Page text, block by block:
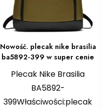
Nowość. plecak nike brasilia
ba5892-399 w super cenie
Plecak Nike Brasilia
BA5892-
399Właściwości:plecak